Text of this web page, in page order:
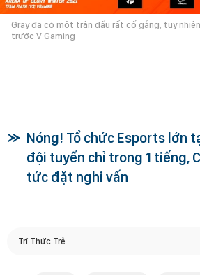
Gray đã có một trận đấu rất cố gắng, tuy
trước V Gaming
Nóng! Tổ chức Esports lớn
đội tuyển chỉ trong 1 tiếng,
tức đặt nghi vấn
Trí Thức Trẻ